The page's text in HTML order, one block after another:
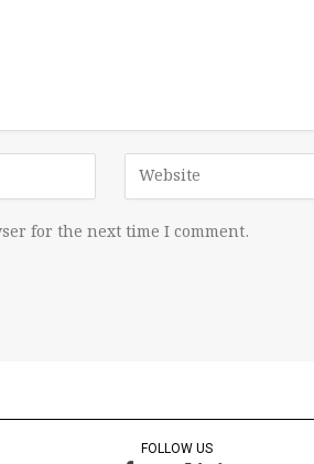
for the next time I comment.
FOLLOW US